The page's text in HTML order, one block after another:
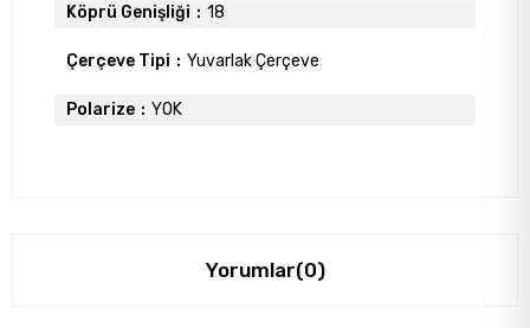
Köprü Genişliği 18
Çerçeve Tipi Yuvarlak Çerçeve
Polarize YOK
Yorumlar(0)